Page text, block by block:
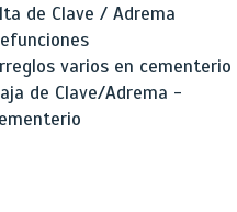
de Clave / Adrema
varios en cementerio
de Clave/Adrema -